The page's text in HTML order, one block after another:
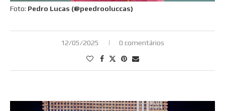
Foto: Pedro Lucas (@peedrooluccas)
12/05/2025 0 comentários